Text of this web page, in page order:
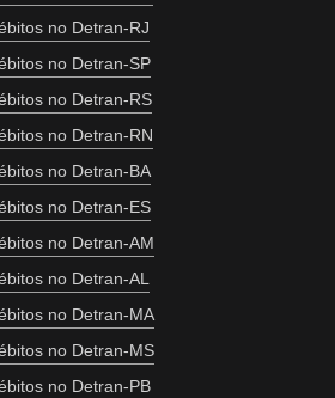
no Detran-RJ
no Detran-SP
no Detran-RS
no Detran-RN
no Detran-BA
no Detran-ES
no Detran-AM
no Detran-AL
no Detran-MA
no Detran-MS
no Detran-PB